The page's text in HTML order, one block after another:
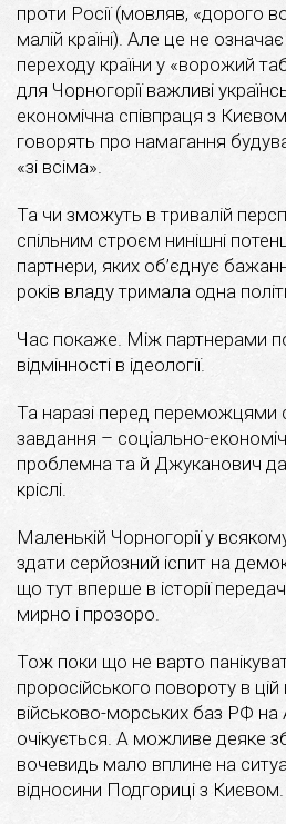
проти Росії (мовляв, «дорого
малій країні). Але це не
переходу країни у «ворожий
для Чорногорії важливі
економічна співпраця з
говорять про намагання
«зі всіма».
Та чи зможуть в тривалій
спільним строєм нинішні
партнери, яких об’єднує
років владу тримала одна
Час покаже. Між партнерами
відмінності в ідеології.
Та наразі перед переможцями
завдання – соціально-
проблемна та й Джуканович
кріслі.
Маленькій Чорногорії у
здати серйозний іспит на
що тут вперше в історії
мирно і прозоро.
Тож поки що не варто
проросійського повороту в цій
військово-морських баз РФ на
очікується. А можливе деяке
вочевидь мало вплине на
відносини Подгориці з Києвом.